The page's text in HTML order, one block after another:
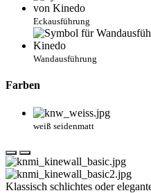
Eckausführung
Wandausführung
Farben
weiß seidenmatt
Klassisch schlichtes oder